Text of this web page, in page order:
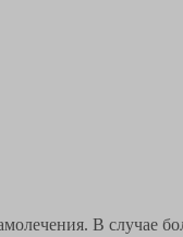
В случае